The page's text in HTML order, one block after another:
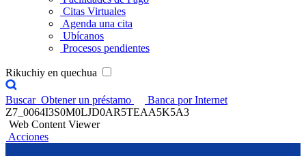
Citas Virtuales
Agenda una cita
Ubícanos
Procesos pendientes
Rikuchiy en quechua
Buscar Obtener un préstamo
Banca por Internet
Z7_0064I3S0M0LJD0AR5TEAA5K5A3
Web Content Viewer
Acciones